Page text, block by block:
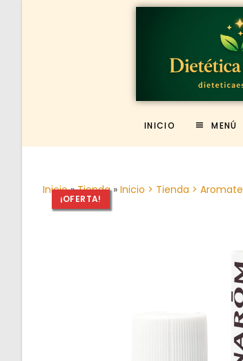
INICIO MENÚ
Inicio»Tienda» Inicio > Tienda >
¡OFERTA!